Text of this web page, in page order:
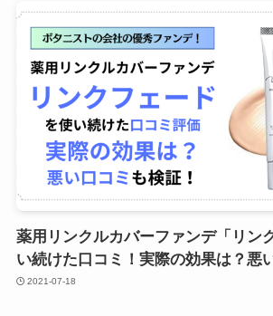
薬用リンクルカバーファンデ「リン
い続けた口コミ！実際の効果は？悪
2021-07-18